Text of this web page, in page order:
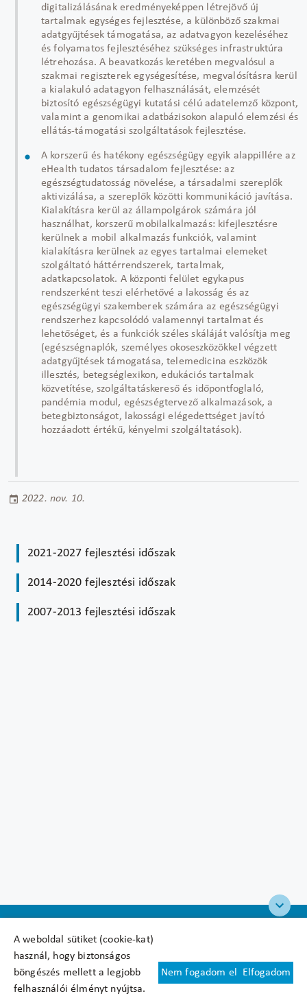
A weboldal sütiket (cookie-kat)
használ, hogy biztonságos
böngészés mellett a legjobb
felhasználói élményt nyújtsa.
Nem fogadom el Elfogadom
digitalizálásának eredményeképpen létrejövő új
tartalmak egységes fejlesztése, a különböző szakmai
adatgyűjtések támogatása, az adatvagyon kezeléséhez
és folyamatos fejlesztéséhez szükséges infrastruktúra
létrehozása. A beavatkozás keretében megvalósul a
szakmai regiszterek egységesítése, megvalósításra kerül
a kialakuló adatagyon felhasználását, elemzését
biztosító egészségügyi kutatási célú adatelemző központ,
valamint a genomikai adatbázisokon alapuló elemzési és
ellátás-támogatási szolgáltatások fejlesztése.
A korszerű és hatékony egészségügy egyik alappillére az
eHealth tudatos társadalom fejlesztése: az
egészségtudatosság növelése, a társadalmi szereplők
aktivizálása, a szereplők közötti kommunikáció javítása.
Kialakításra kerül az állampolgárok számára jól
használhat, korszerű mobilalkalmazás: kifejlesztésre
kerülnek a mobil alkalmazás funkciók, valamint
kialakításra kerülnek az egyes tartalmai elemeket
szolgáltató háttérrendszerek, tartalmak,
adatkapcsolatok. A központi felület egykapus
rendszerként teszi elérhetővé a lakosság és az
egészségügyi szakemberek számára az egészségügyi
rendszerhez kapcsolódó valamennyi tartalmat és
lehetőséget, és a funkciók széles skáláját valósítja meg
(egészségnaplók, személyes okoseszközökkel végzett
adatgyűjtések támogatása, telemedicina eszközök
illesztés, betegséglexikon, edukációs tartalmak
közvetítése, szolgáltatáskereső és időpontfoglaló,
pandémia modul, egészségtervező alkalmazások, a
betegbiztonságot, lakossági elégedettséget javító
hozzáadott értékű, kényelmi szolgáltatások).
2022. nov. 10.
2021-2027 fejlesztési időszak
2014-2020 fejlesztési időszak
2007-2013 fejlesztési időszak
Felhasználási feltételek